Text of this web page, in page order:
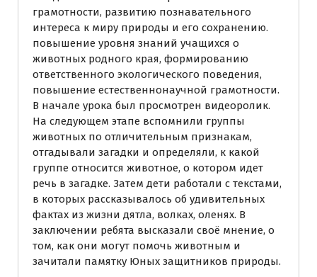
грамотности, развитию познавательного
интереса к миру природы и его сохранению.
повышение уровня знаний учащихся о
животных родного края, формированию
ответственного экологического поведения,
повышение естественнонаучной грамотности.
В начале урока был просмотрен видеоролик.
На следующем этапе вспомнили группы
животных по отличительным признакам,
отгадывали загадки и определяли, к какой
группе относится животное, о котором идет
речь в загадке. Затем дети работали с текстами,
в которых рассказывалось об удивительных
фактах из жизни дятла, волках, оленях. В
заключении ребята высказали своё мнение, о
том, как они могут помочь животным и
зачитали памятку Юных защитников природы.